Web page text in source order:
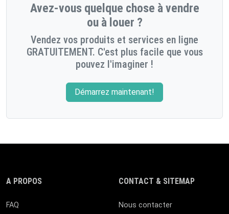
Avez-vous quelque chose à vendre
ou à louer ?
Vendez vos produits et services en ligne
GRATUITEMENT. C'est plus facile que vous
pouvez l'imaginer !
Démarrez maintenant!
A PROPOS
FAQ
CONTACT & SITEMAP
Nous contacter